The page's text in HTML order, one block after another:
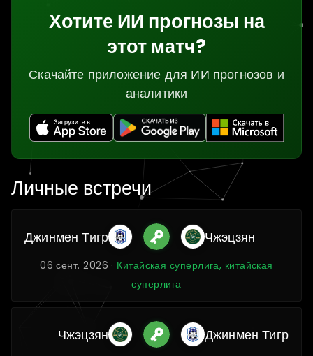
Хотите ИИ прогнозы на
этот матч?
Скачайте приложение для ИИ прогнозов и
аналитики
Личные встречи
Джинмен Тигр Чжэцзян
06 сент. 2026 · Китайская суперлига, китайская
суперлига
Чжэцзян Джинмен Тигр